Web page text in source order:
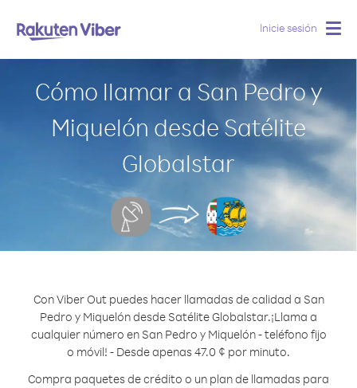
Inicie sesión
Cómo llamar a San Pedro y
Miquelón desde Satélite
Globalstar
Con Viber Out puedes hacer llamadas de calidad a San
Pedro y Miquelón desde Satélite Globalstar.¡Llama a
cualquier número en San Pedro y Miquelón - teléfono fijo
o móvil! - Desde apenas 47.0 ¢ por minuto.
Compra paquetes de crédito o un plan de llamadas para